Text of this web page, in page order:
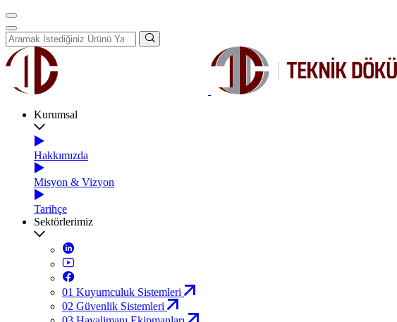
Kurumsal
Hakkımızda
Misyon & Vizyon
Tarihçe
Sektörlerimiz
01 Kuyumculuk Sistemleri
02 Güvenlik Sistemleri